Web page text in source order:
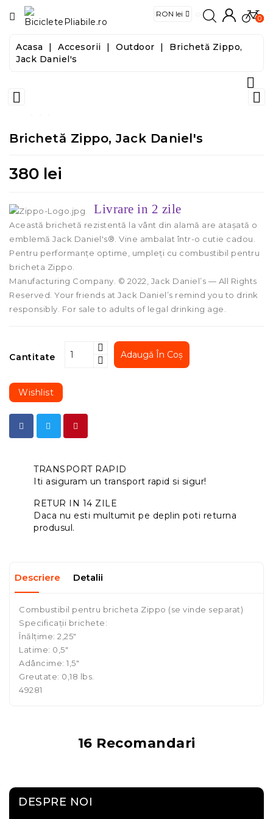
CATEGORIE
Biciclete
Biciclete
Electrice
Food
&
Tools
0
Acasa Accesorii Outdoor
Brichetă Zippo,
Jack Daniel's



Brichetă Zippo, Jack Daniel's
380 lei
Livrare in 2 zile
Această brichetă rezistentă la vânt din alamă are atașată o
emblemă Jack Daniel's®. Vine ambalat într-o cutie cadou.
Pentru performanțe optime, umpleți cu combustibil pentru
bricheta Zippo.
Manufacturing Company. © 2022, Jack Daniel’s — All Rights
Reserved. Your friends at Jack Daniel’s remind you to drink
responsibly. For sale to adults of legal drinking age.
Cantitate Adaugă În Coș
Wishlist
TRANSPORT RAPID
Iti asiguram un transport rapid si sigur!
RETUR IN 14 ZILE
Daca nu esti multumit pe deplin poti returna
produsul.
Descriere Detalii
Combustibil pentru bricheta Zippo (se vinde separat)
Specificații brichete:
Înălțime: 2,25"
Latime: 0,5"
Adâncime: 1,5"
Greutate: 0,18 lbs.
49281
16 Recomandari
DESPRE NOI